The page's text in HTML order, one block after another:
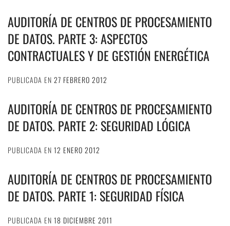
AUDITORÍA DE CENTROS DE PROCESAMIENTO
DE DATOS. PARTE 3: ASPECTOS
CONTRACTUALES Y DE GESTIÓN ENERGÉTICA
PUBLICADA EN 27 FEBRERO 2012
AUDITORÍA DE CENTROS DE PROCESAMIENTO
DE DATOS. PARTE 2: SEGURIDAD LÓGICA
PUBLICADA EN 12 ENERO 2012
AUDITORÍA DE CENTROS DE PROCESAMIENTO
DE DATOS. PARTE 1: SEGURIDAD FÍSICA
PUBLICADA EN 18 DICIEMBRE 2011